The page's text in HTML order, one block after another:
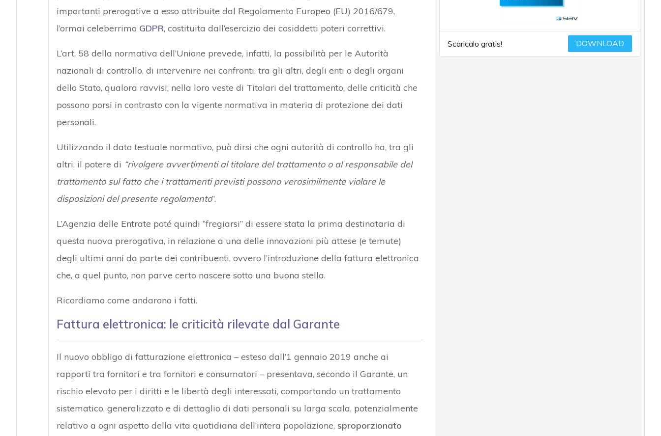
importanti prerogative a esso attribuite dal Regolamento Europeo (EU) 2016/679,
l’ormai celeberrimo GDPR, costituita dall’esercizio dei cosiddetti poteri correttivi.
L’art. 58 della normativa dell’Unione prevede, infatti, la possibilità per le Autorità
nazionali di controllo, di intervenire nei confronti, tra gli altri, degli enti o degli organi
dello Stato, qualora ravvisi, nella loro veste di Titolari del trattamento, delle criticità che
possono porsi in contrasto con la vigente normativa in materia di protezione dei dati
personali.
Utilizzando il dato testuale normativo, può dirsi che ogni autorità di controllo ha, tra gli
altri, il potere di “rivolgere avvertimenti al titolare del trattamento o al responsabile del
trattamento sul fatto che i trattamenti previsti possono verosimilmente violare le
disposizioni del presente regolamento”.
L’Agenzia delle Entrate poté quindi “fregiarsi” di essere stata la prima destinataria di
questa nuova prerogativa, in relazione a una delle innovazioni più attese (e temute)
degli ultimi anni da parte dei contribuenti, ovvero l’introduzione della fattura elettronica
che, a quel punto, non parve certo nascere sotto una buona stella.
Ricordiamo come andarono i fatti.
Fattura elettronica: le criticità rilevate dal Garante
Il nuovo obbligo di fatturazione elettronica – esteso dall’1 gennaio 2019 anche ai
rapporti tra fornitori e tra fornitori e consumatori – presentava, secondo il Garante, un
rischio elevato per i diritti e le libertà degli interessati, comportando un trattamento
sistematico, generalizzato e di dettaglio di dati personali su larga scala, potenzialmente
relativo a ogni aspetto della vita quotidiana dell’intera popolazione, sproporzionato
Scaricalo gratis! DOWNLOAD